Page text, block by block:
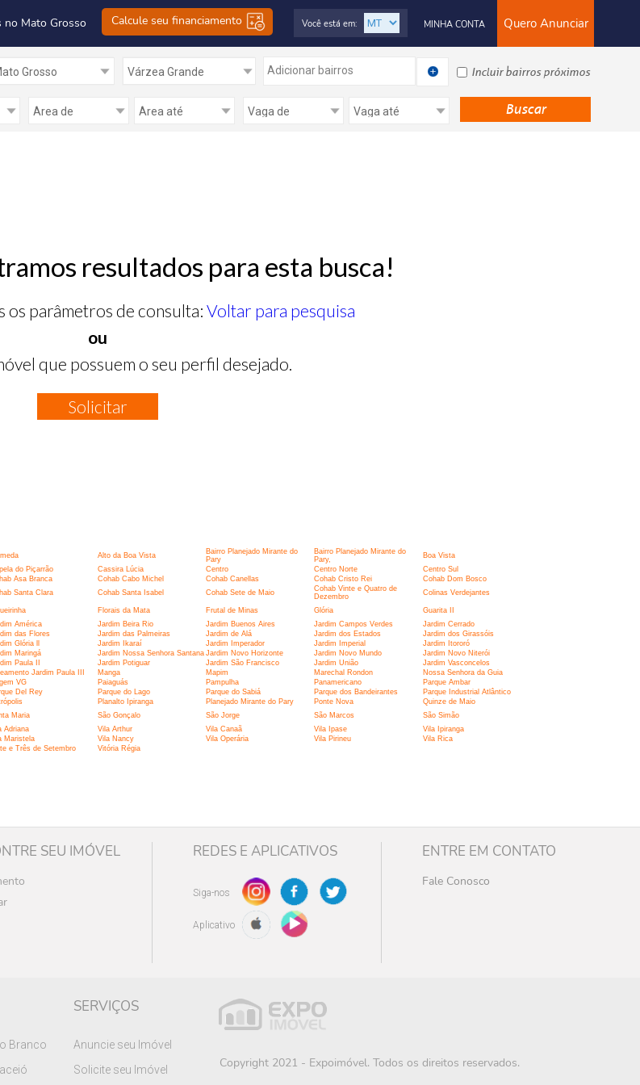
no Mato Grosso Calcule seu financiamento Quero Anunciar
MINHA CONTA
Você está em:
Adicionar bairros Incluir bairros próximos
resultados para esta busca!
parâmetros de consulta: Voltar para pesquisa
ou
que possuem o seu perfil desejado.
Solicitar
Alto da Boa Vista
Bairro Planejado Mirante do
Pary
Bairro Planejado Mirante do
Pary,
Boa Vista
do Piçarrão Cassira Lúcia Centro Centro Norte
Centro Sul
Asa Branca Cohab Cabo Michel Cohab Canellas Cohab Cristo Rei
Cohab Dom Bosco
Santa Clara Cohab Santa Isabel Cohab Sete de Maio
Cohab Vinte e Quatro de
Dezembro
Colinas Verdejantes
Florais da Mata Frutal de Minas Glória
Guarita II
América Jardim Beira Rio Jardim Buenos Aires Jardim Campos Verdes
Jardim Cerrado
das Flores Jardim das Palmeiras Jardim de Alá Jardim dos Estados
Jardim dos Girassóis
Glória ll Jardim Ikaraí Jardim Imperador Jardim Imperial
Jardim Itororó
Maringá Jardim Nossa Senhora Santana Jardim Novo Horizonte Jardim Novo Mundo
Jardim Novo Niterói
Paula II Jardim Potiguar Jardim São Francisco Jardim União
Jardim Vasconcelos
Jardim Paula III Manga Mapim Marechal Rondon
Nossa Senhora da Guia
VG Paiaguás Pampulha Panamericano
Parque Ambar
Del Rey Parque do Lago Parque do Sabiá Parque dos Bandeirantes
Parque Industrial Atlântico
Planalto Ipiranga Planejado Mirante do Pary Ponte Nova
Quinze de Maio
Maria São Gonçalo São Jorge São Marcos
São Simão
Adriana Vila Arthur Vila Canaã Vila Ipase
Vila Ipiranga
Maristela Vila Nancy Vila Operária Vila Pirineu
Vila Rica
e Três de Setembro Vitória Régia
SEU IMÓVEL REDES E APLICATIVOS
Siga-nos
Aplicativo
ENTRE EM CONTATO
Fale Conosco
Branco
SERVIÇOS
Anuncie seu Imóvel
Solicite seu Imóvel
Copyright 2021 - Expoimóvel. Todos os direitos reservados.